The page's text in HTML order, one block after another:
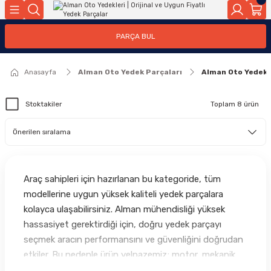
Geri Dön
Parçaları
Geri Dön
Geri Dön
Motor Elektrik
Ateşleme Buji Bobin Buji Kablosu
Alternatör Marş Motoru
Geri Dön
Geri Dön
Geri Dön
Kollar
Geri Dön
Sistemleri
Geri Dön
Ön Arka
Geri Dön
PARÇA BUL
Anasayfa Alman Oto Yedek Parçaları Alman Oto
Stoktakiler Toplam 8 ürün
Araç sahipleri için hazırlanan bu kategoride, tüm
modellerine uygun yüksek kaliteli yedek parçalara
kolayca ulaşabilirsiniz. Alman mühendisliği yüksek
hassasiyet gerektirdiği için, doğru yedek parçayı
seçmek aracın performansını ve güvenliğini doğrudan
etkiler. Bu nedenle ürün yelpazemiz; motor, mekanik,